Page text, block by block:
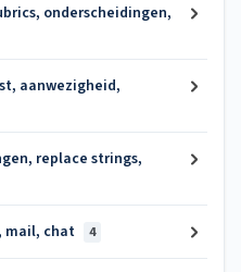
onderscheidingen,
aanwezigheid,
replace strings,
mail, chat 4